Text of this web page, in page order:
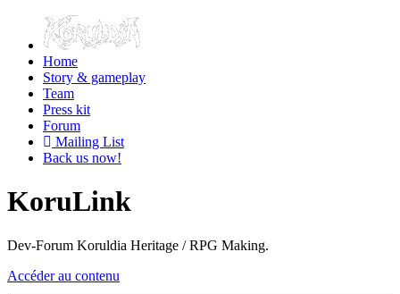
Home
Story & gameplay
Team
Press kit
Forum
Mailing List
Back us now!
KoruLink
Dev-Forum Koruldia Heritage / RPG Making.
Accéder au contenu